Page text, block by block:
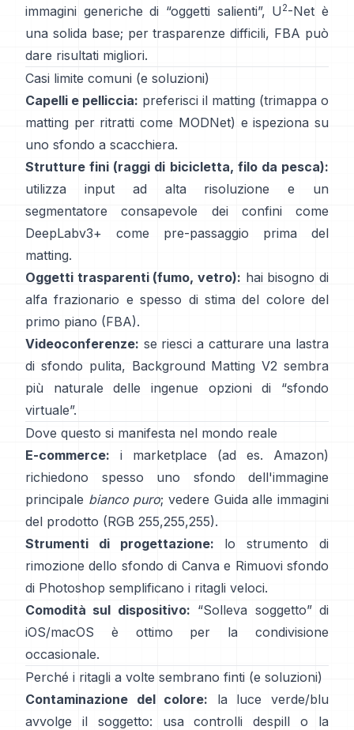
immagini generiche di “oggetti salienti”, U 2-Net è
una solida base; per trasparenze difficili, FBA può
dare risultati migliori.
Casi limite comuni (e soluzioni)
Capelli e pelliccia: preferisci il matting (trimappa o
matting per ritratti come MODNet) e ispeziona su
uno sfondo a scacchiera.
Strutture fini (raggi di bicicletta, filo da pesca):
utilizza input ad alta risoluzione e un
segmentatore consapevole dei confini come
DeepLabv3+ come pre-passaggio prima del
matting.
Oggetti trasparenti (fumo, vetro): hai bisogno di
alfa frazionario e spesso di stima del colore del
primo piano (FBA).
Videoconferenze: se riesci a catturare una lastra
di sfondo pulita, Background Matting V2 sembra
più naturale delle ingenue opzioni di “sfondo
virtuale”.
Dove questo si manifesta nel mondo reale
E-commerce: i marketplace (ad es. Amazon)
richiedono spesso uno sfondo dell'immagine
principale bianco puro; vedere Guida alle immagini
del prodotto (RGB 255,255,255).
Strumenti di progettazione: lostrumento di
rimozione dello sfondo di Canvae Rimuovi sfondo
di Photoshop semplificano i ritagli veloci.
Comodità sul dispositivo: “Solleva soggetto” di
iOS/macOS è ottimo per la condivisione
occasionale.
Perché i ritagli a volte sembrano finti (e soluzioni)
Contaminazione del colore: la luce verde/blu
avvolge il soggetto: usa
controlli despill o la